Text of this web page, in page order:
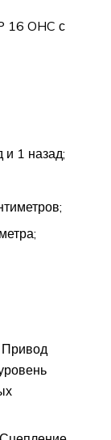
16 OHC с
и 1 назад;